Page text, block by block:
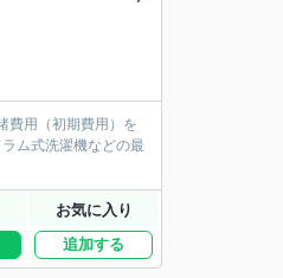
お気に入り
追加する